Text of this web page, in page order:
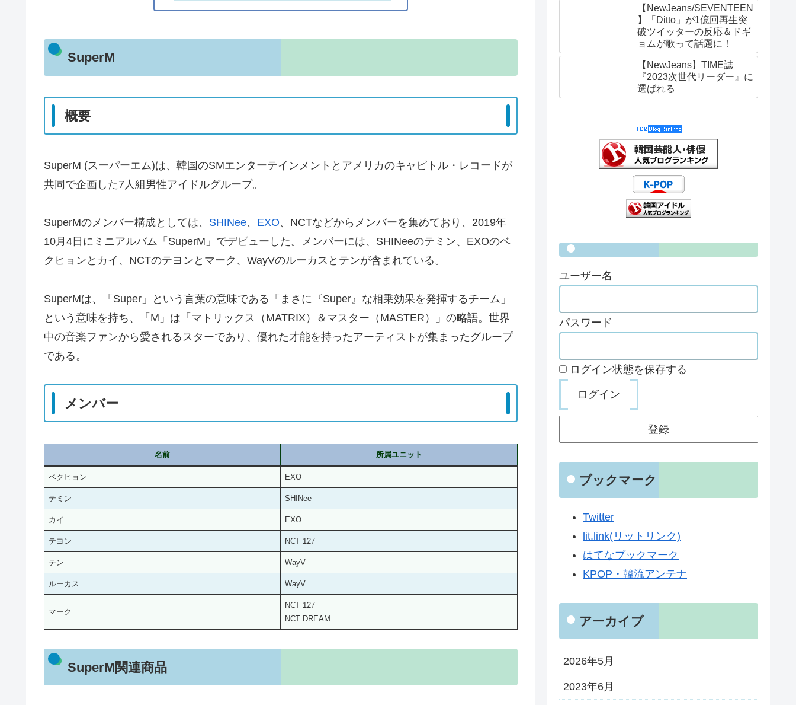
SuperM
概要
SuperM (スーパーエム)は、韓国のSMエンターテインメントとアメリカのキャピトル・レコードが
共同で企画した7人組男性アイドルグループ。
SuperMのメンバー構成としては、 SHINee、 EXO、NCTなどからメンバーを集めており、2019年
10月4日にミニアルバム「SuperM」でデビューした。メンバーには、SHINeeのテミン、EXOのベ
クヒョンとカイ、NCTのテヨンとマーク、WayVのルーカスとテンが含まれている。
SuperMは、「Super」という言葉の意味である「まさに『Super』な相乗効果を発揮するチーム」
という意味を持ち、「M」は「マトリックス（MATRIX）＆マスター（MASTER）」の略語。世界
中の音楽ファンから愛されるスターであり、優れた才能を持ったアーティストが集まったグループ
である。
メンバー
名前 所属ユニット
ベクヒョン EXO
テミン SHINee
カイ EXO
テヨン NCT 127
テン WayV
ルーカス WayV
マーク
NCT 127
NCT DREAM
SuperM関連商品
【NewJeans/SEVENTEEN
】「Ditto」が1億回再生突
破ツイッターの反応＆ドギ
ョムが歌って話題に！
【NewJeans】TIME誌
『2023次世代リーダー』に
選ばれる
ユーザー名
パスワード
ログイン状態を保存する
登録
ブックマーク
Twitter
lit.link(リットリンク)
はてなブックマーク
KPOP・韓流アンテナ
アーカイブ
2026年5月
2023年6月